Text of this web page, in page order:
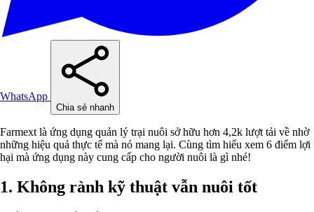
WhatsApp
Chia sẻ nhanh
Farmext là ứng dụng quản lý trại nuôi sở hữu hơn 4,2k lượt tải về nhờ
những hiệu quả thực tế mà nó mang lại. Cùng tìm hiểu xem 6 điểm lợi
hại mà ứng dụng này cung cấp cho người nuôi là gì nhé!
1. Không rành kỹ thuật vẫn nuôi tốt